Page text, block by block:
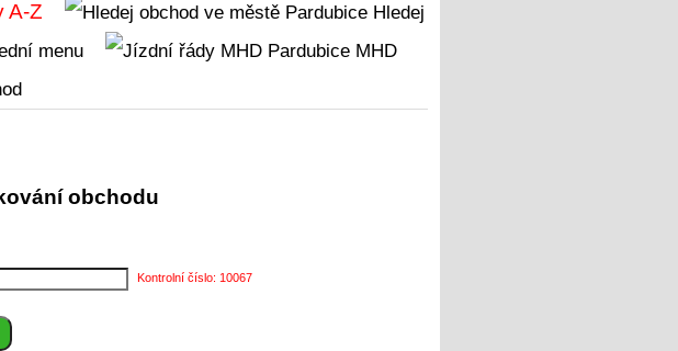
A-Z
Hledej
menu
MHD
obchodu
Kontrolní číslo: 10067